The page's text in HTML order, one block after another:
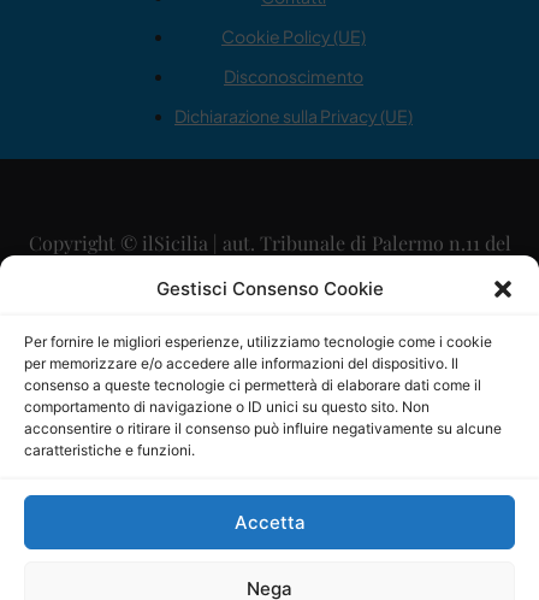
Gestisci Consenso Cookie
Per fornire le migliori esperienze, utilizziamo tecnologie come i cookie
per memorizzare e/o accedere alle informazioni del dispositivo. Il
consenso a queste tecnologie ci permetterà di elaborare dati come il
comportamento di navigazione o ID unici su questo sito. Non
acconsentire o ritirare il consenso può influire negativamente su alcune
caratteristiche e funzioni.
Accetta
Nega
Cookie Policy (UE)
Disconoscimento
Dichiarazione sulla Privacy (UE)
Copyright © ilSicilia | aut. Tribunale di Palermo n.11 del
29/09/2015
Direttore Editoriale: Maurizio Scaglione
Direttore Responsabile: Maria Calabrese
P.IVA: 06334930820
Mercurio Comunicazione Società Cooperativa a r.l. è
iscritta al Registro degli Operatori di Comunicazione al